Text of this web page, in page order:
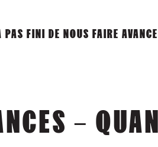
FINI DE NOUS FAIRE
–